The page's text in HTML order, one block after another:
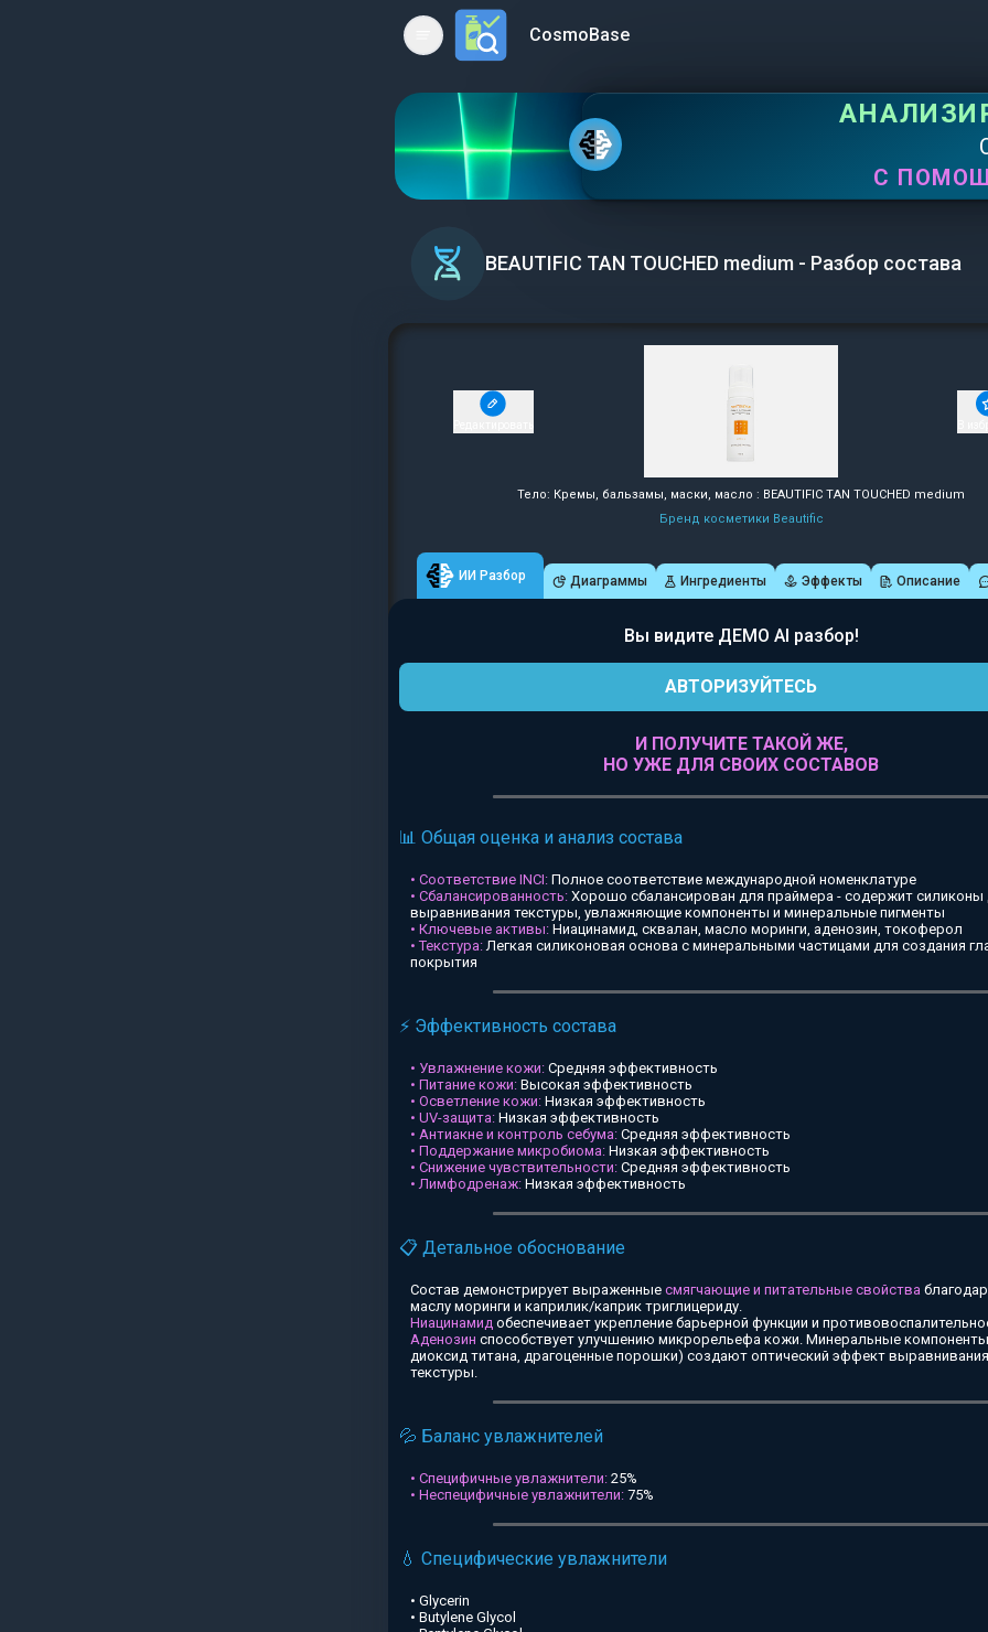
Open main menuCosmoBase
С
BEAUTIFIC TAN TOUCHED medium - Разбор состава
Тело: Кремы, бальзамы, маски, масло : BEAUTIFIC TAN TOUCHED medium
Бренд косметики Beautific
ИИ Разбор Диаграммы Ингредиенты Эффекты Описание
Вы видите ДЕМО AI разбор!
АВТОРИЗУЙТЕСЬ
И ПОЛУЧИТЕ ТАКОЙ ЖЕ,
НО УЖЕ ДЛЯ СВОИХ СОСТАВОВ
📊 Общая оценка и анализ состава
• Соответствие INCI: Полное соответствие международной номенклатуре
• Сбалансированность: Хорошо сбалансирован для праймера - содержит силиконы
выравнивания текстуры, увлажняющие компоненты и минеральные пигменты
• Ключевые активы: Ниацинамид, сквалан, масло моринги, аденозин, токоферол
• Текстура:Легкая силиконовая основа с минеральными частицами для создания
покрытия
⚡ Эффективность состава
• Увлажнение кожи: Средняя эффективность
• Питание кожи: Высокая эффективность
• Осветление кожи: Низкая эффективность
• UV-защита: Низкая эффективность
• Антиакне и контроль себума: Средняя эффективность
• Поддержание микробиома: Низкая эффективность
• Снижение чувствительности: Средняя эффективность
• Лимфодренаж: Низкая эффективность
📋 Детальное обоснование
Состав демонстрирует выраженные смягчающие и питательные свойства
маслу моринги и каприлик/каприк триглицериду.
Ниацинамид обеспечивает укрепление барьерной функции и
Аденозин способствует улучшению микрорельефа кожи. Минеральные
диоксид титана, драгоценные порошки) создают оптический эффект
текстуры.
💦 Баланс увлажнителей
• Специфичные увлажнители: 25%
• Неспецифичные увлажнители: 75%
💧 Специфические увлажнители
• Glycerin
• Butylene Glycol